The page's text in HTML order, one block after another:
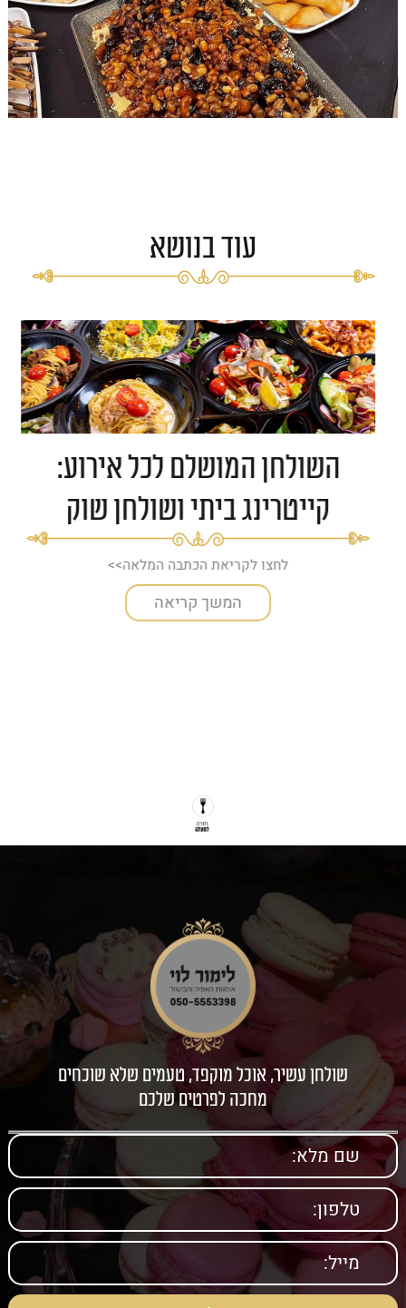
עוד בנושא
השולחן המושלם לכל אירוע:
קייטרינג ביתי ושולחן שוק
לחצו לקריאת הכתבה המלאה>>
המשך קריאה
שולחן עשיר, אוכל מוקפד, טעמים שלא שוכחים
מחכה לפרטים שלכם